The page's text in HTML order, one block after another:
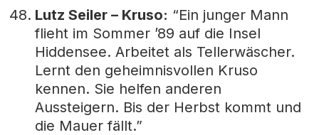
Lutz Seiler – Kruso: “Ein junger Mann
flieht im Sommer ’89 auf die Insel
Hiddensee. Arbeitet als Tellerwäscher.
Lernt den geheimnisvollen Kruso
kennen. Sie helfen anderen
Aussteigern. Bis der Herbst kommt und
die Mauer fällt.”